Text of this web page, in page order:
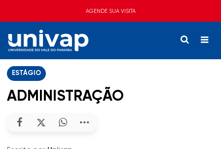
AGENDE SUA VISITA
ESTÁGIO
ADMINISTRAÇÃO